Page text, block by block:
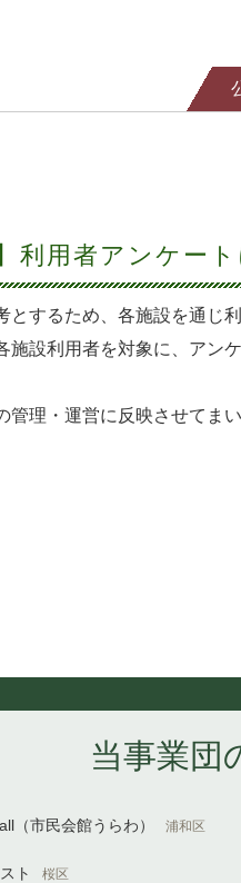
利用者アンケー
するため、各施設を通じ
設利用者を対象に、アン
理・運営に反映させてまい
当事業団
（市民会館うらわ） 浦和区
ト 桜区